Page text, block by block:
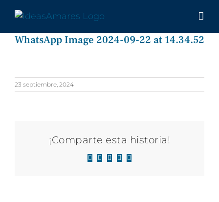
contenido
WhatsApp Image 2024-09-22 at 14.34.52
23 septiembre, 2024
¡Comparte esta historia!
Facebook
X LinkedIn
WhatsApp
Correo